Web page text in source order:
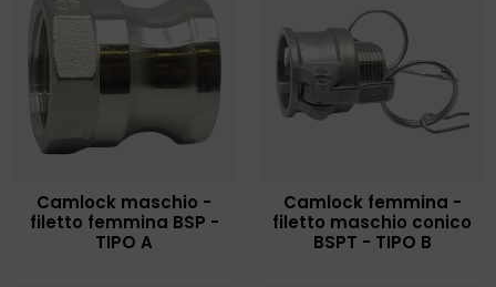
Camlock maschio -
filetto femmina BSP -
TIPO A
Camlock femmina -
filetto maschio conico
BSPT - TIPO B